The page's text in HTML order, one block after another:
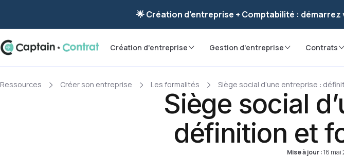
Ravis de vous revoir ! Votre démarchea été
🌟 Création d’entreprise + Comptabilité :
Création d'entreprise Gestion d'entreprise Contrats
Ressources Créer son entreprise Les formalités Siège social d’une entreprise :
Siège social
définition et
Mise à jour :16 mai